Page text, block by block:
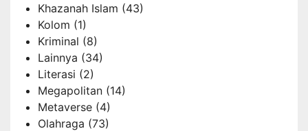
Khazanah Islam (43)
Kolom (1)
Kriminal (8)
Lainnya (34)
Literasi (2)
Megapolitan (14)
Metaverse (4)
Olahraga (73)